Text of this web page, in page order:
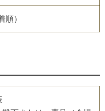
順）